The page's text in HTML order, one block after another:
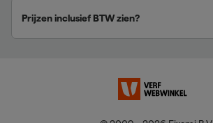
Prijzen inclusief BTW zien?